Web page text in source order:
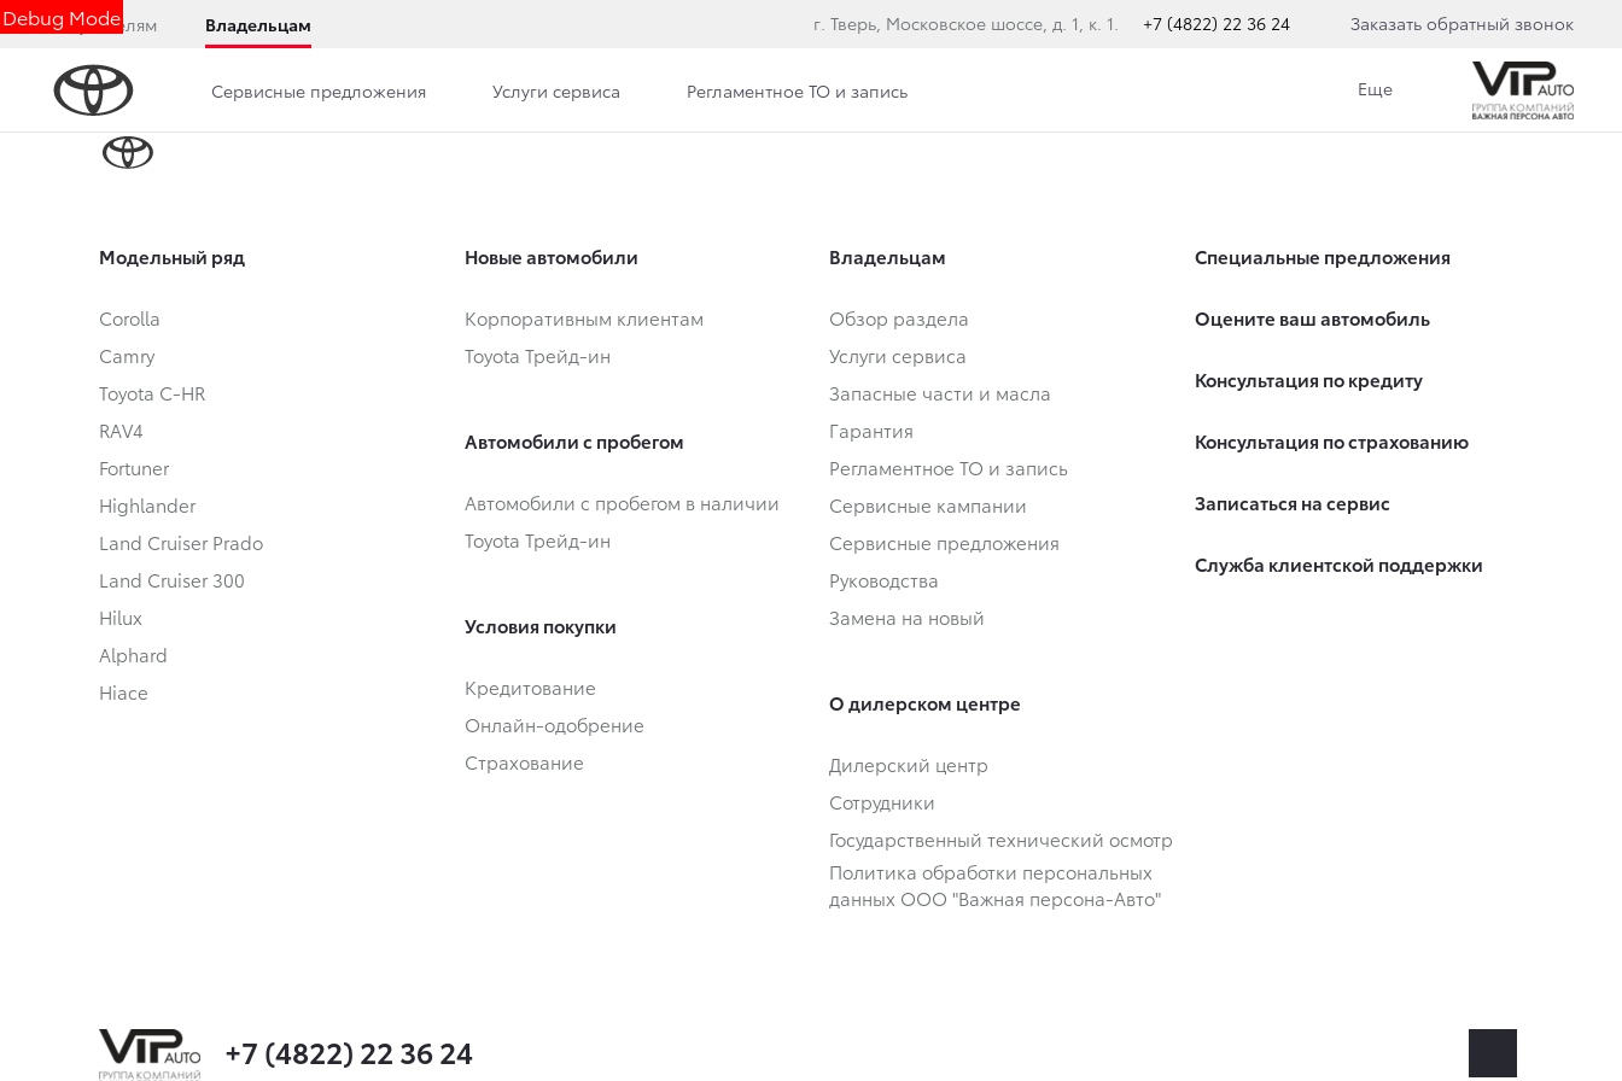
Debug Mode
Покупателям Владельцам г. Тверь, Московское шоссе, д. 1, к. 1. +7 (4822) 22 36 24 Заказать обратный звонок
Сервисные предложения Услуги сервиса Регламентное ТО и запись Еще
Модельный ряд
Corolla
Camry
Toyota C-HR
RAV4
Fortuner
Highlander
Land Cruiser Prado
Land Cruiser 300
Hilux
Alphard
Hiace
Новые автомобили
Корпоративным клиентам
Toyota Трейд-ин
Автомобили с пробегом
Автомобили с пробегом в наличии
Toyota Трейд-ин
Условия покупки
Кредитование
Онлайн-одобрение
Страхование
Владельцам
Обзор раздела
Услуги сервиса
Запасные части и масла
Гарантия
Регламентное ТО и запись
Сервисные кампании
Сервисные предложения
Руководства
Замена на новый
О дилерском центре
Дилерский центр
Сотрудники
Государственный технический осмотр
Политика обработки персональных
данных ООО "Важная персона-Авто"
Специальные предложения
Оцените ваш автомобиль
Консультация по кредиту
Консультация по страхованию
Записаться на сервис
Служба клиентской поддержки
+7 (4822) 22 36 24